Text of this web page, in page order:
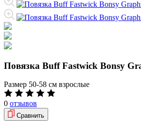
Повязка Buff Fastwick Bonsy
Размер 50-58 см взрослые
0 отзывов
Сравнить